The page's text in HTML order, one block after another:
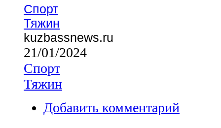
Спорт
Тяжин
kuzbassnews.ru
21/01/2024
Спорт
Тяжин
Добавить комментарий